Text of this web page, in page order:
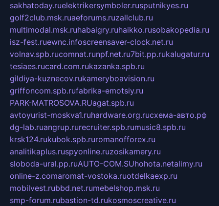
sakhatoday.ruelektrikersymboler.rusputnikyes.ru
golf2club.msk.ruaeforums.ruzallclub.ru
multimodal.msk.ruhabaigry.ruhaikko.rusobakopedia.ru
isz-fest.ruewnc.infoscreensaver-clock.net.ru
volnav.spb.rucomnat.runpf.net.ru7bit.pp.rukalugatur.ru
tesiaes.rucard.com.rukazanka.spb.ru
gildiya-kuznecov.rukameryboavision.ru
griffoncom.spb.rufabrika-emotsiy.ru
PARK-MATROSOVA.RUagat.spb.ru
avtoyurist-moskva1.ruhardware.org.ruсхема-авто.рф
dg-lab.ruangrup.rurecruiter.spb.rumusic8.spb.ru
krsk124.rukubok.spb.ruromanofforex.ru
analitikaplus.ruspyonline.ruzosikamery.ru
sloboda-ural.pp.ruAUTO-COM.SUhohota.netalimy.ru
online-z.comaromat-vostoka.ruotdelkaexp.ru
mobilvest.rubbd.net.rumebelshop.msk.ru
smp-forum.rubastion-td.rukosmoscreative.ru